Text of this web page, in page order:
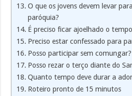
O que os jovens devem levar
paróquia?
É preciso ficar ajoelhado o
Preciso estar confessado para
Posso participar sem comungar?
Posso rezar o terço diante do
Quanto tempo deve durar a
Roteiro pronto de 15 minutos